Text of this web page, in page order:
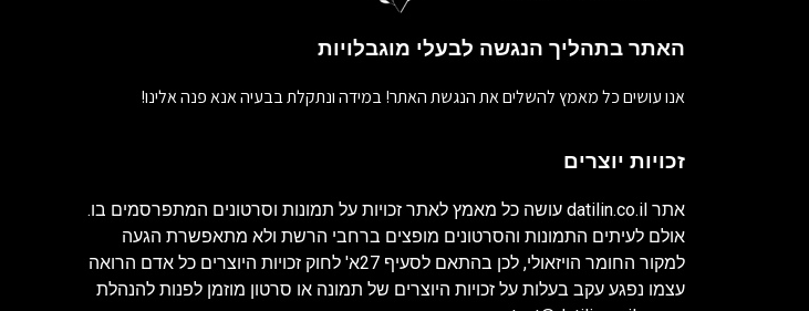
האתר בתהליך הנגשה לבעלי מוגבלויות
אנו עושים כל מאמץ להשלים את הנגשת האתר! במידה ונתקלת בבעיה אנא פנה אלינו!
זכויות יוצרים
אתר datilin.co.il עושה כל מאמץ לאתר זכויות על תמונות וסרטונים המתפרסמים בו.
אולם לעיתים התמונות והסרטונים מופצים ברחבי הרשת ולא מתאפשרת הגעה
למקור החומר הויזאולי, לכן בהתאם לסעיף 27א' לחוק זכויות היוצרים כל אדם הרואה
עצמו נפגע עקב בעלות על זכויות היוצרים של תמונה או סרטון מוזמן לפנות להנהלת